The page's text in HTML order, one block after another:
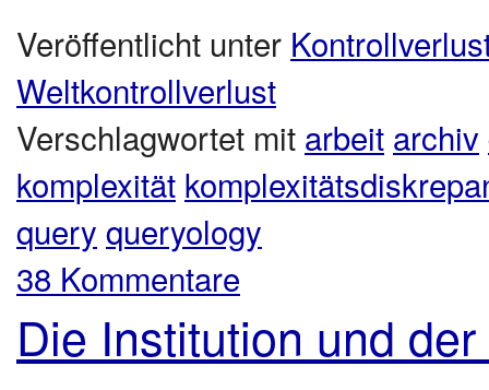
Veröffentlicht unter
Weltkontrollverlust
Verschlagwortet mit arbeit archiv
komplexität
query queryology
38 Kommentare
Die Institution und